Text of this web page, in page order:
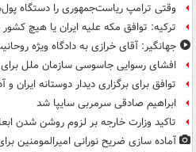
وقتی ترامپ ریاست‌جمهوری را دستگاه
ترکیه: توافق مکه علیه ایران یا هیچ
جهانگیر: آقای خرازی به دادگاه ویژه
افشای رسوایی جاسوسی سازمان ملل
توافق برای برگزاری دیدار دوستانه ایران و
ابراهیم صادقی سرمربی سایپا شد
تاکید وزارت خارجه بر لزوم روشن شدن
آماده سازی ضریح نورانی امیرالمومنین